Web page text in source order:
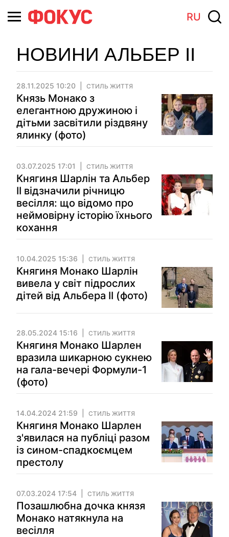
RU
НОВИНИ АЛЬБЕР II
28.11.2025 10:20 СТИЛЬ ЖИТТЯ
Князь Монако з
елегантною дружиною і
дітьми засвітили різдвяну
ялинку (фото)
03.07.2025 17:01 СТИЛЬ ЖИТТЯ
Княгиня Шарлін та Альбер
ІІ відзначили річницю
весілля: що відомо про
неймовірну історію їхнього
кохання
10.04.2025 15:36 СТИЛЬ ЖИТТЯ
Княгиня Монако Шарлін
вивела у світ підрослих
дітей від Альбера ІІ (фото)
28.05.2024 15:16 СТИЛЬ ЖИТТЯ
Княгиня Монако Шарлен
вразила шикарною сукнею
на гала-вечері Формули-1
(фото)
14.04.2024 21:59 СТИЛЬ ЖИТТЯ
Княгиня Монако Шарлен
з'явилася на публіці разом
із сином-спадкоємцем
престолу
07.03.2024 17:54 СТИЛЬ ЖИТТЯ
Позашлюбна дочка князя
Монако натякнула на
весілля